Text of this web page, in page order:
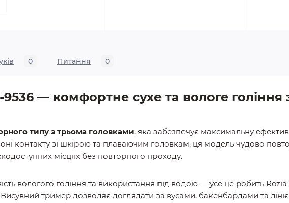
0 Питання 0
— комфортне сухе та вологе гоління
типу з трьома головками, яка забезпечує максимальну
контакту зі шкірою та плаваючим головкам, ця модель чудово
місцях без повторного проходу.
вологого гоління та використання під водою — усе це робить
тример дозволяє доглядати за вусами, бакенбардами та